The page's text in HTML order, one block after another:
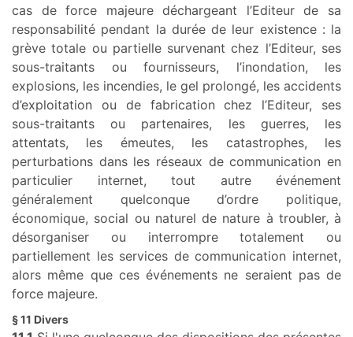
cas de force majeure déchargeant l’Editeur de sa
responsabilité pendant la durée de leur existence : la
grève totale ou partielle survenant chez l’Editeur, ses
sous-traitants ou fournisseurs, l’inondation, les
explosions, les incendies, le gel prolongé, les accidents
d’exploitation ou de fabrication chez l’Editeur, ses
sous-traitants ou partenaires, les guerres, les
attentats, les émeutes, les catastrophes, les
perturbations dans les réseaux de communication en
particulier internet, tout autre événement
généralement quelconque d’ordre politique,
économique, social ou naturel de nature à troubler, à
désorganiser ou interrompre totalement ou
partiellement les services de communication internet,
alors même que ces événements ne seraient pas de
force majeure.
§ 11 Divers